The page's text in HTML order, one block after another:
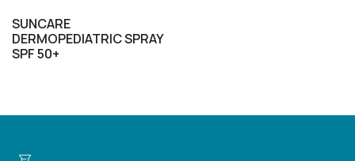
SUNCARE
DERMOPEDIATRIC SPRAY
SPF 50+